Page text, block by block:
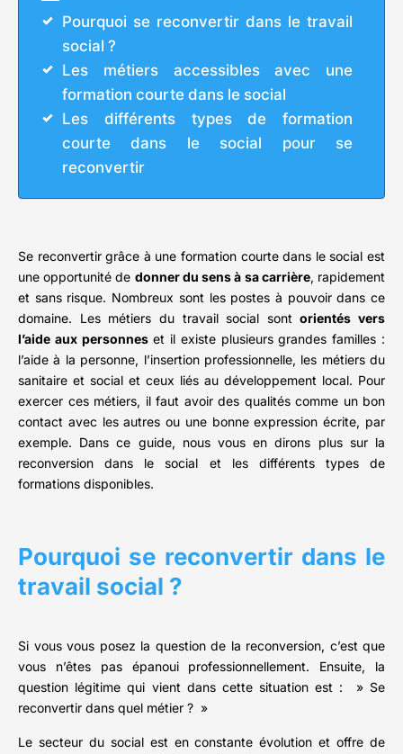
Pourquoi se reconvertir dans le travail
social ?
Les métiers accessibles avec une
formation courte dans le social
Les différents types de formation
courte dans le social pour se
reconvertir
Se reconvertir grâce à une formation courte dans le social est
une opportunité de donner du sens à sa carrière, rapidement
et sans risque. Nombreux sont les postes à pouvoir dans ce
domaine. Les métiers du travail social sontorientés vers
l’aide aux personneset il existe plusieurs grandes familles :
l’aide à la personne, l’insertion professionnelle, les métiers du
sanitaire et social et ceux liés au développement local. Pour
exercer ces métiers, il faut avoir des qualités comme un bon
contact avec les autres ou une bonne expression écrite, par
exemple. Dans ce guide, nous vous en dirons plus sur la
reconversion dans le social et les différents types de
formations disponibles.
Pourquoi se reconvertir dans le
travail social ?
Si vous vous posez la question de la reconversion, c’est que
vous n’êtes pas épanoui professionnellement. Ensuite, la
question légitime qui vient dans cette situation est : » Se
reconvertir dans quel métier ? »
Le secteur du social est en constante évolution et offre de